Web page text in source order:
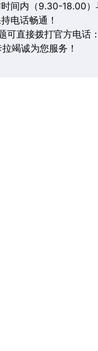
时间内（9.30-18.00）
电话畅通！
可直接拨打官方电话
竭诚为您服务！